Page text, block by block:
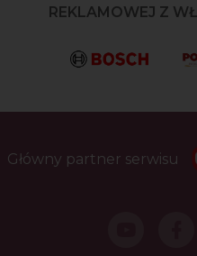
REKLAMOWEJ Z
Główny partner serwisu